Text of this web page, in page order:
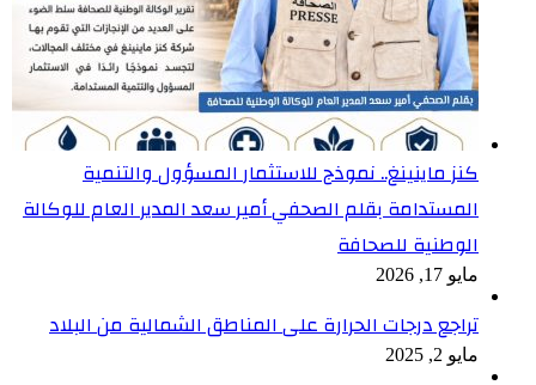
كنز ماينينغ.. نموذج للاستثمار المسؤول والتنمية
المستدامة بقلم الصحفي أمير سعد المدير العام للوكالة
الوطنية للصحافة
مايو 17, 2026
تراجع درجات الحرارة على المناطق الشمالية من البلاد
مايو 2, 2025